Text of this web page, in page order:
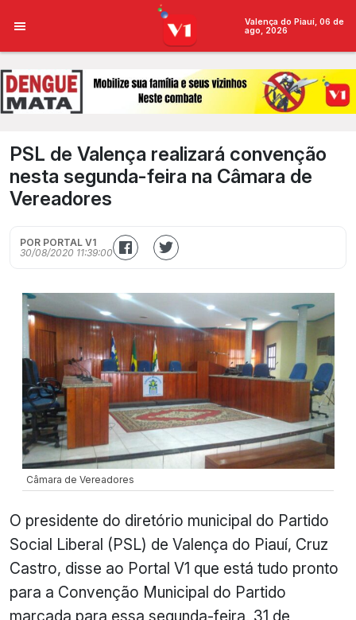
Valença do Piauí, 06 de
ago, 2026
PSL de Valença realizará convenção
nesta segunda-feira na Câmara de
Vereadores
POR PORTAL V1
30/08/2020 11:39:00
Câmara de Vereadores
O presidente do diretório municipal do Partido
Social Liberal (PSL) de Valença do Piauí, Cruz
Castro, disse ao Portal V1 que está tudo pronto
para a Convenção Municipal do Partido
marcada para essa segunda-feira, 31 de